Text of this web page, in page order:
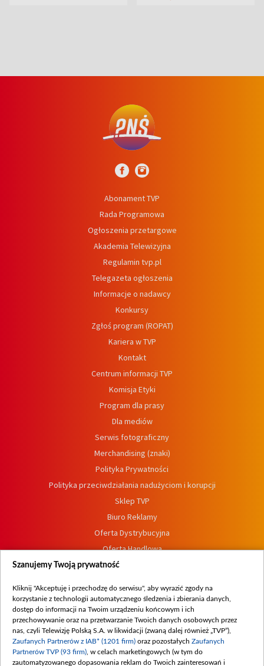
Abonament TVP
Rada Programowa
Ogłoszenia przetargowe
Akademia Telewizyjna
Regulamin tvp.pl
Telegazeta ogłoszenia
Informacje o nadawcy
Konkursy
Zgłoś program (ROPAT)
Kariera w TVP
Kontakt
Centrum informacji TVP
Komisja Etyki
Program dla prasy
Dla mediów
Serwis fotograficzny
Merchandising (znaki)
Polityka Prywatności
Polityka przeciwdziałania nadużyciom i korupcji
Sklep TVP
Biuro Reklamy
Oferta Dystrybucyjna
Oferta Handlowa
Dostępność
Procedura zgłoszeń wewnętrznych
Szanujemy Twoją prywatność
Kliknij "Akceptuję i przechodzę do serwisu", aby wyrazić zgody na
korzystanie z technologii automatycznego śledzenia i zbierania danych,
dostęp do informacji na Twoim urządzeniu końcowym i ich
przechowywanie oraz na przetwarzanie Twoich danych osobowych przez
nas, czyli Telewizję Polską S.A. w likwidacji (zwaną dalej również „TVP”),
Zaufanych Partnerów z IAB* (1201 firm) oraz pozostałych Zaufanych
Partnerów TVP (93 firm) , w celach marketingowych (w tym do
zautomatyzowanego dopasowania reklam do Twoich zainteresowań i